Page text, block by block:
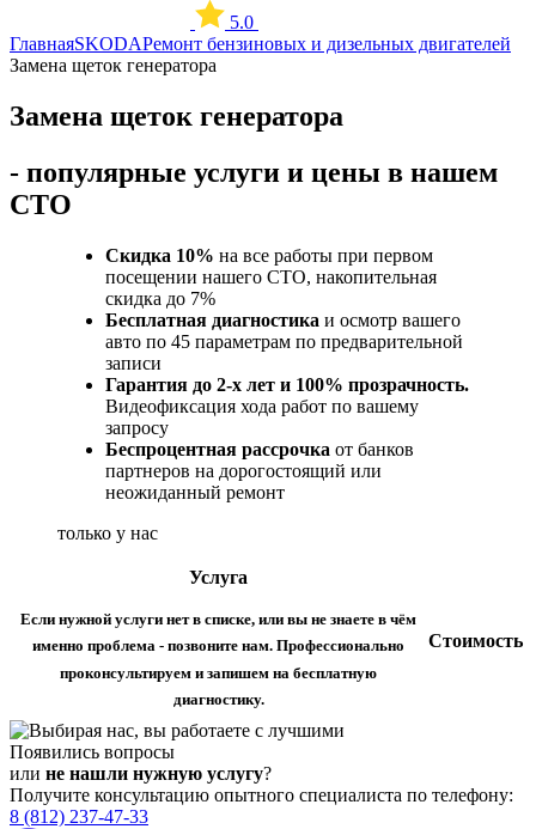
5.0
ГлавнаяSKODAРемонт бензиновых и дизельных двигателей
Замена щеток генератора
Замена щеток генератора
- популярные услуги и цены в нашем
СТО
Скидка 10% на все работы при первом
посещении нашего СТО, накопительная
скидка до 7%
Бесплатная диагностика и осмотр вашего
авто по 45 параметрам по предварительной
записи
Гарантия до 2-х лет и 100% прозрачность.
Видеофиксация хода работ по вашему
запросу
Беспроцентная рассрочка от банков
партнеров на дорогостоящий или
неожиданный ремонт
только у нас
Услуга
Если нужной услуги нет в списке, или вы не знаете в чём
именно проблема - позвоните нам. Профессионально
проконсультируем и запишем на бесплатную
диагностику.
Стоимость
Появились вопросы
или не нашли нужную услугу?
Получите консультацию опытного специалиста по телефону:
8 (812) 237-47-33